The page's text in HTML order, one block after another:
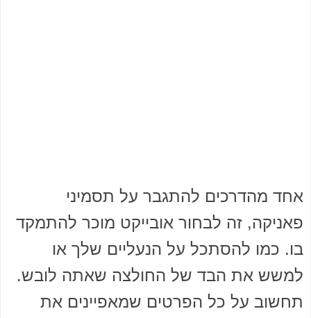
אחד מהדרכים להתגבר על תסמיני
פאניקה, זה לבחור אובייקט מוכר להתמקד
בו. כמו להסתכל על הנעליים שלך או
למשש את הבד של החולצה שאתה לובש.
תחשוב על כל הפרטים שמאפיינים את